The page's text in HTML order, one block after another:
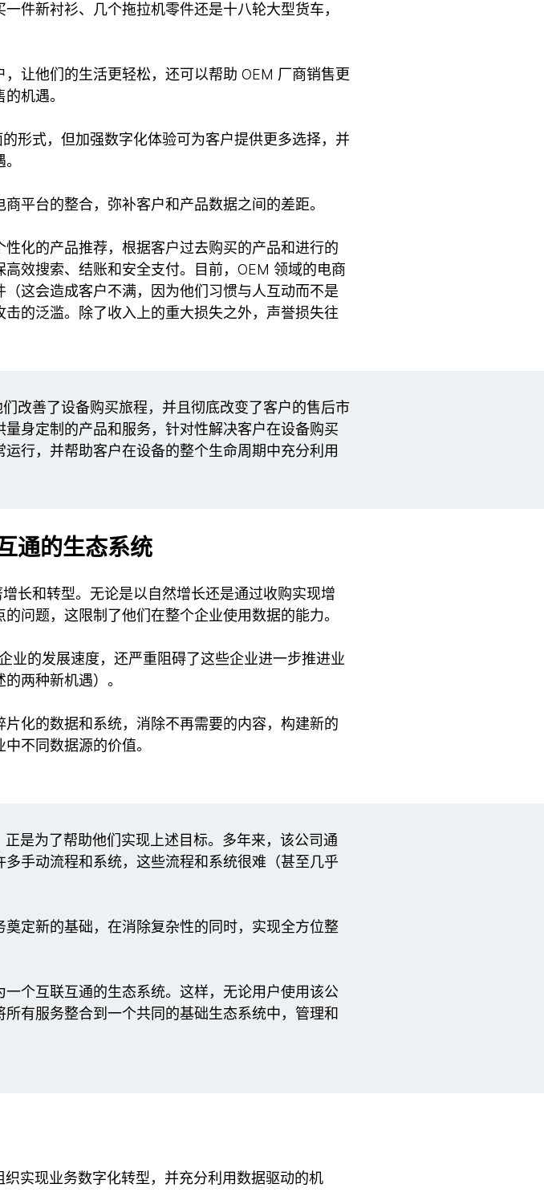
件新衬衫、几个拖拉机零件还是十八轮大型货车，
让他们的生活更轻松，还可以帮助 OEM 厂商销售更
机遇。
形式，但加强数字化体验可为客户提供更多选择，并
平台的整合，弥补客户和产品数据之间的差距。
化的产品推荐，根据客户过去购买的产品和进行的
效搜索、结账和安全支付。目前，OEM 领域的电商
这会造成客户不满，因为他们习惯与人互动而不是
的泛滥。除了收入上的重大损失之外，声誉损失往
改善了设备购买旅程，并且彻底改变了客户的售后市
身定制的产品和服务，针对性解决客户在设备购买
行，并帮助客户在设备的整个生命周期中充分利用
通的生态系统
长和转型。无论是以自然增长还是通过收购实现增
问题，这限制了他们在整个企业使用数据的能力。
业的发展速度，还严重阻碍了这些企业进一步推进业
两种新机遇）。
化的数据和系统，消除不再需要的内容，构建新的
不同数据源的价值。
是为了帮助他们实现上述目标。多年来，该公司通
手动流程和系统，这些流程和系统很难（甚至几乎
定新的基础，在消除复杂性的同时，实现全方位整
个互联互通的生态系统。这样，无论用户使用该公
有服务整合到一个共同的基础生态系统中，管理和
实现业务数字化转型，并充分利用数据驱动的机